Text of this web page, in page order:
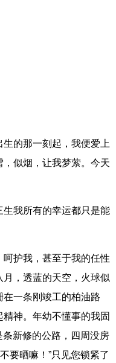
的那一刻起，我便爱上
似烟，让我梦萦。今天
我所有的幸运都只是能
护我，甚至于我的任性
，透蓝的天空，火球似
一条刚竣工的柏油路
神。年幼不懂事的我固
条新修的公路，四周没房
要晒嘛！”只见您锁紧了